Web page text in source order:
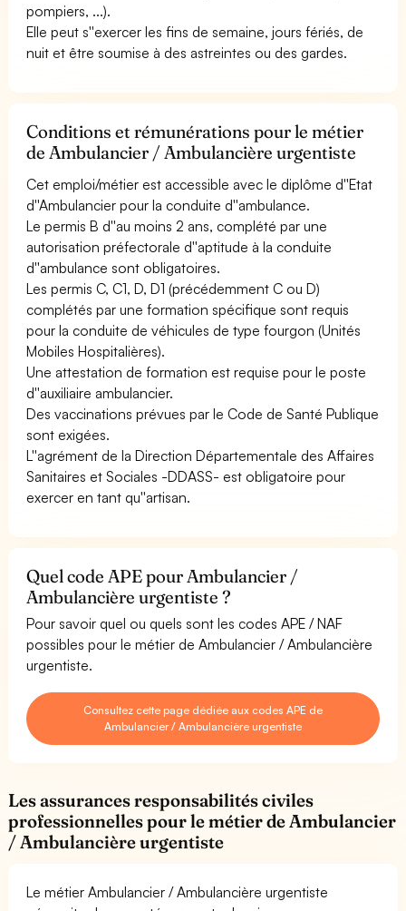
pompiers, ...).
Elle peut s''exercer les fins de semaine, jours fériés, de
nuit et être soumise à des astreintes ou des gardes.
Conditions et rémunérations pour le métier
de Ambulancier / Ambulancière urgentiste
Cet emploi/métier est accessible avec le diplôme d''Etat
d''Ambulancier pour la conduite d''ambulance.
Le permis B d''au moins 2 ans, complété par une
autorisation préfectorale d''aptitude à la conduite
d''ambulance sont obligatoires.
Les permis C, C1, D, D1 (précédemment C ou D)
complétés par une formation spécifique sont requis
pour la conduite de véhicules de type fourgon (Unités
Mobiles Hospitalières).
Une attestation de formation est requise pour le poste
d''auxiliaire ambulancier.
Des vaccinations prévues par le Code de Santé Publique
sont exigées.
L''agrément de la Direction Départementale des Affaires
Sanitaires et Sociales -DDASS- est obligatoire pour
exercer en tant qu''artisan.
Quel code APE pour Ambulancier /
Ambulancière urgentiste ?
Pour savoir quel ou quels sont les codes APE / NAF
possibles pour le métier de Ambulancier / Ambulancière
urgentiste.
Consultez cette page dédiée aux codes APE de
Ambulancier / Ambulancière urgentiste
Les assurances responsabilités civiles
professionnelles pour le métier de Ambulancier
/ Ambulancière urgentiste
Le métier Ambulancier / Ambulancière urgentiste